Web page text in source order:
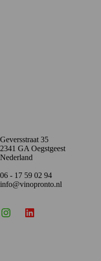
Geversstraat 35
2341 GA Oegstgeest
Nederland
06 - 17 59 02 94
info@vinopronto.nl
InstagramLinkedIn